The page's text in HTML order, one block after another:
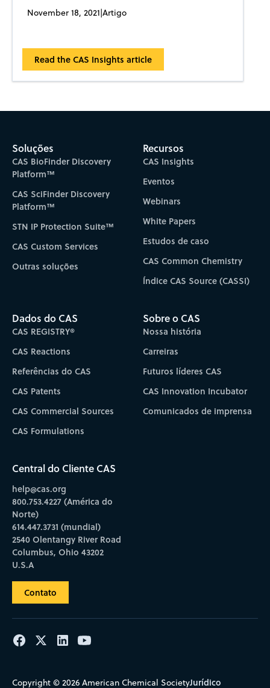
November 18, 2021|Artigo
Read the CAS Insights article
Soluções
CAS BioFinder Discovery
Platform™
CAS SciFinder Discovery
Platform™
STN IP Protection Suite™
CAS Custom Services
Outras soluções
Recursos
CAS Insights
Eventos
Webinars
White Papers
Estudos de caso
CAS Common Chemistry
Índice CAS Source (CASSI)
Dados do CAS
CAS REGISTRY®
CAS Reactions
Referências do CAS
CAS Patents
CAS Commercial Sources
CAS Formulations
Sobre o CAS
Nossa história
Carreiras
Futuros líderes CAS
CAS Innovation Incubator
Comunicados de imprensa
Central do Cliente CAS
help@cas.org
800.753.4227 (América do
Norte)
614.447.3731 (mundial)
2540 Olentangy River Road
Columbus, Ohio 43202
U.S.A
Contato
Copyright © 2026 American Chemical SocietyJurídico